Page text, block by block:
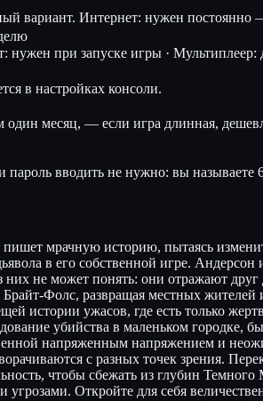
вариант. Интернет: нужен постоянно
нужен при запуске игры · Мультиплеер:
в настройках консоли.
месяц, — если игра длинная,
вводить не нужно: вы называете
мрачную историю, пытаясь
в его собственной игре.
не может понять: они отражают
Брайт-Фолс, развращая местных
истории ужасов, где есть только
убийства в маленьком городке,
напряженным напряжением и
с разных точек зрения.
чтобы сбежать из глубин
Откройте для себя